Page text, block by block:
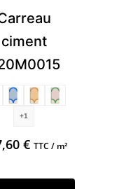
ciment
+1
€ TTC / m²